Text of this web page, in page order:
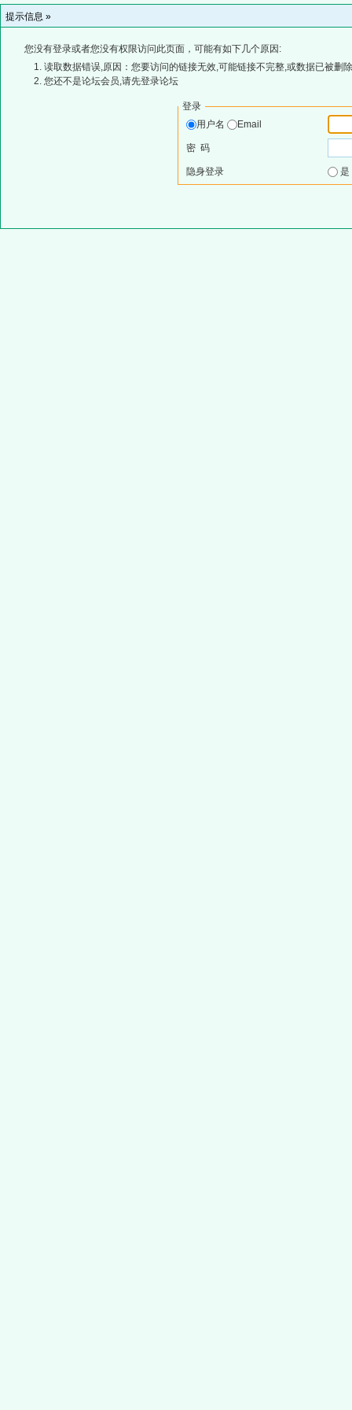
提示信息 »
您没有登录或者您没有权限访问此页面，可能有如下几个原因:
读取数据错误,原因：您要访问的链接无效,可能链接不完整,或数据已被删
您还不是论坛会员,请先登录论坛
登录
用户名
Email
密 码
隐身登录